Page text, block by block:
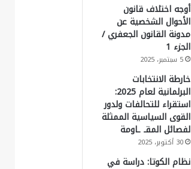
أوجه اختلاف قانون
الأحوال الشخصية عن
مدونة القانون الجعفري /
الجزء 1
5 سبتمبر، 2025
خارطة الانتخابات
البرلمانية لعام 2025:
استقراء للتحالفات ولدور
القوى السياسية الممثلة
لفصائل المقـ ـاومة
30 أكتوبر، 2025
نظام الكوتا: دراسة في